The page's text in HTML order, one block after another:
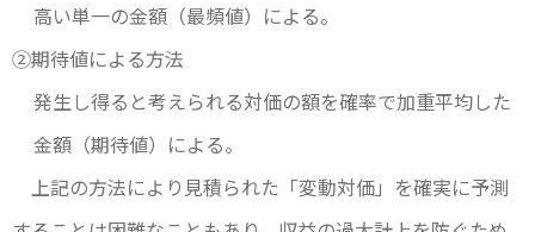
高い単一の金額（最頻値）による。
②期待値による方法
発生し得ると考えられる対価の額を確率で加重平均した
金額（期待値）による。
上記の方法により見積られた「変動対価」を確実に予測